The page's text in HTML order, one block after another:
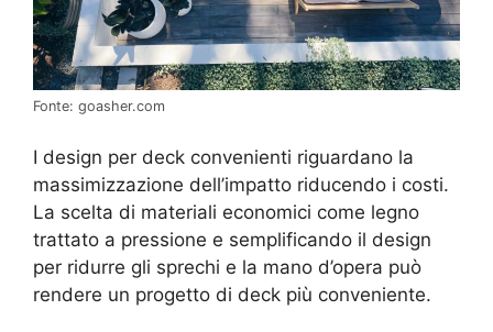
Fonte: goasher.com
I design per deck convenienti riguardano la
massimizzazione dell’impatto riducendo i costi.
La scelta di materiali economici come legno
trattato a pressione e semplificando il design
per ridurre gli sprechi e la mano d’opera può
rendere un progetto di deck più conveniente.